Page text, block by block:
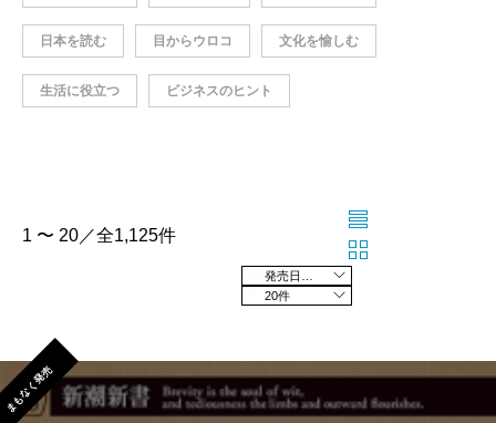
日本を読む 目からウロコ 文化を愉しむ
生活に役立つ ビジネスのヒント
1 〜 20／全1,125件
20件
まもなく発売